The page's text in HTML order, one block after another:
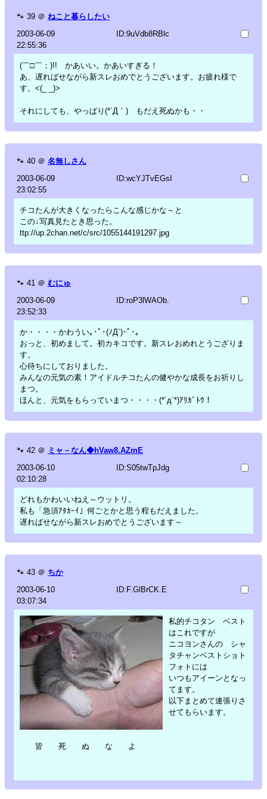
🐾 39 ＠ ねこと暮らしたい
2003-06-09
22:55:36
ID:9uVdb8RBlc
(￣□￣；)!! かあいい。かあいすぎる！
あ、遅ればせながら新スレおめでとうございます。お疲れ様で
す。<(_ _)>
それにしても、やっぱり(*´Д｀) もだえ死ぬかも・・
🐾 40 ＠ 名無しさん
2003-06-09
23:02:55
ID:wcYJTvEGsI
チコたんが大きくなったらこんな感じかな～と
この↓写真見たとき思った。
ttp://up.2chan.net/c/src/1055144191297.jpg
🐾 41 ＠ むにゅ
2003-06-09
23:52:33
ID:roP3lWAOb.
か・・・・かわうい｡･ﾟ･(ﾉД`)･ﾟ･｡
おっと、初めまして。初カキコです。新スレおめれとうござりま
す。
心待ちにしておりました。
みんなの元気の素！アイドルチコたんの健やかな成長をお祈りし
まつ。
ほんと、元気をもらっていまつ・・・・(*´д`*)ｱﾘｶﾞﾄｳ！
🐾 42 ＠ ミャ－なん◆hVaw8.AZmE
2003-06-10
02:10:28
ID:S05twTpJdg
どれもかわいいねえ～ウットリ。
私も「急須ｱﾀｶｰｲ」何ごとかと思う程もだえました。
遅ればせながら新スレおめでとうございます～
🐾 43 ＠ ちか
2003-06-10
03:07:34
ID:F.GlBrCK.E
私的チコタン ベスト
はこれですが
ニコヨンさんの シャ
タチャンベストショト
フォトには
いつもアイーンとなっ
てます。
以下まとめて連張りさ
せてもらいます。
皆 死 ぬ な よ